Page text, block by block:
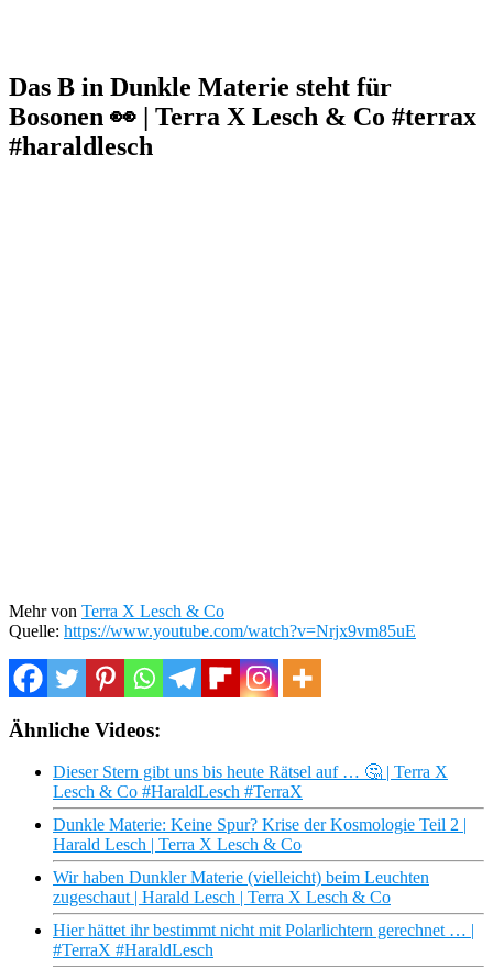
Das B in Dunkle Materie steht für
Bosonen 👀 | Terra X Lesch & Co #terrax
#haraldlesch
Mehr von Terra X Lesch & Co
Quelle: https://www.youtube.com/watch?v=Nrjx9vm85uE
Ähnliche Videos:
Dieser Stern gibt uns bis heute Rätsel auf … 🤔 | Terra X
Lesch & Co #HaraldLesch #TerraX
Dunkle Materie: Keine Spur? Krise der Kosmologie Teil 2 |
Harald Lesch | Terra X Lesch & Co
Wir haben Dunkler Materie (vielleicht) beim Leuchten
zugeschaut | Harald Lesch | Terra X Lesch & Co
Hier hättet ihr bestimmt nicht mit Polarlichtern gerechnet … |
#TerraX #HaraldLesch